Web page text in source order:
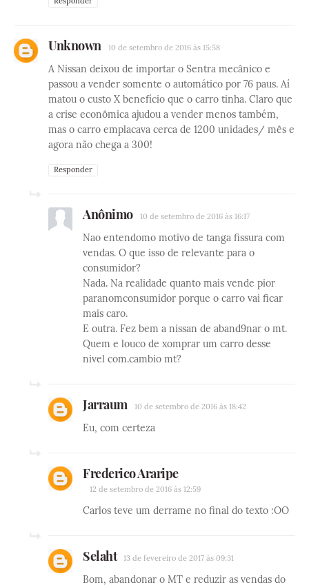
Unknown 10 de setembro de 2016 às 15:58
A Nissan deixou de importar o Sentra mecânico e
passou a vender somente o automático por 76 paus. Aí
matou o custo X benefício que o carro tinha. Claro que
a crise econômica ajudou a vender menos também,
mas o carro emplacava cerca de 1200 unidades/ mês e
agora não chega a 300!
Responder
Anônimo 10 de setembro de 2016 às 16:17
Nao entendomo motivo de tanga fissura com
vendas. O que isso de relevante para o
consumidor?
Nada. Na realidade quanto mais vende pior
paranomconsumidor porque o carro vai ficar
mais caro.
E outra. Fez bem a nissan de aband9nar o mt.
Quem e louco de xomprar um carro desse
nivel com.cambio mt?
Jarraum 10 de setembro de 2016 às 18:42
Eu, com certeza
Frederico Araripe
12 de setembro de 2016 às 12:59
Carlos teve um derrame no final do texto :OO
Selaht 13 de fevereiro de 2017 às 09:31
Bom, abandonar o MT e reduzir as vendas do